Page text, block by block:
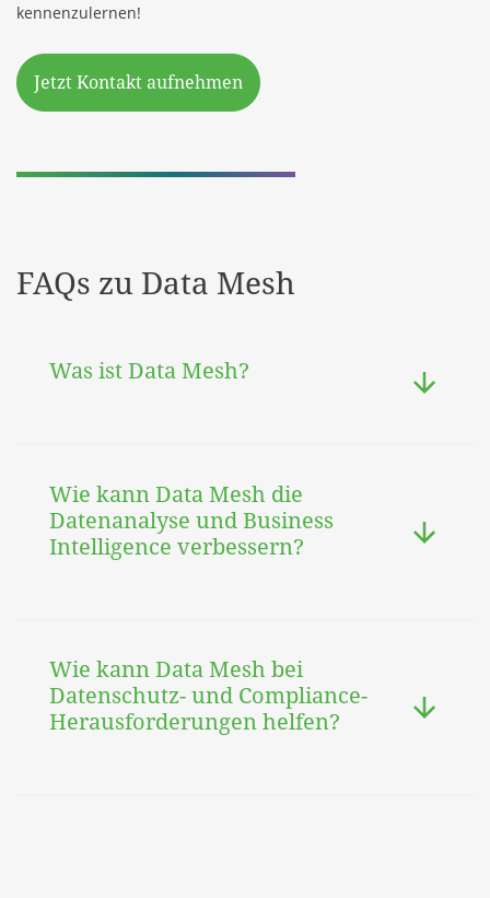
kennenzulernen!
Jetzt Kontakt aufnehmen
Ihr Ansprechpartner:
FAQs zu Data Mesh
Was ist Data Mesh?
Wie kann Data Mesh die
Datenanalyse und Business
Intelligence verbessern?
Wie kann Data Mesh bei
Datenschutz- und Compliance-
Herausforderungen helfen?